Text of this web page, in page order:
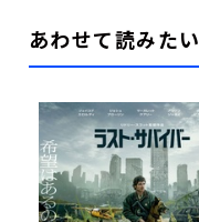
あわせて読みたい